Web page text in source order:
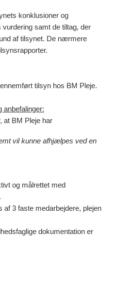
konklusioner og
vurdering samt de tiltag, der
af tilsynet. De nærmere
tilsyn hos BM Pleje.
anbefalinger:
at BM Pleje har
vil kunne afhjælpes ved en
og målrettet med
af 3 faste medarbejdere, plejen
dokumentation er